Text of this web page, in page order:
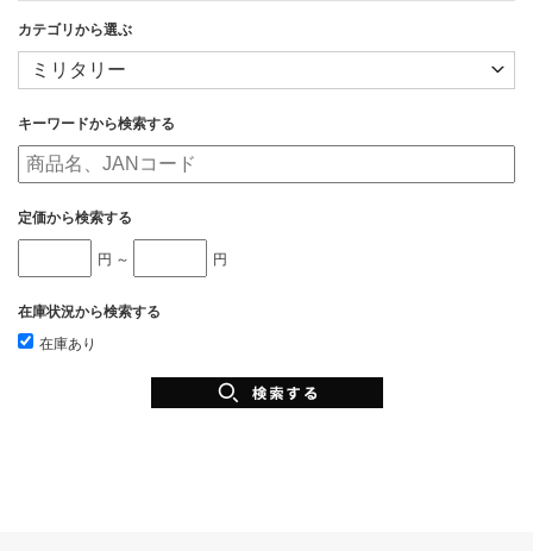
カテゴリから選ぶ
キーワードから検索する
定価から検索する
円 ～ 円
在庫状況から検索する
在庫あり